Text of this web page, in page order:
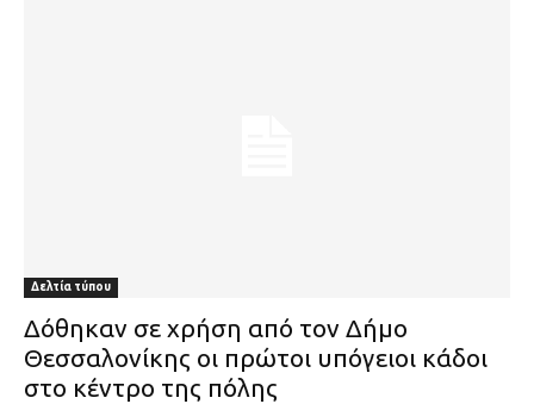
Δελτία τύπου
Δόθηκαν σε χρήση από τον Δήμο
Θεσσαλονίκης οι πρώτοι υπόγειοι κάδοι
στο κέντρο της πόλης